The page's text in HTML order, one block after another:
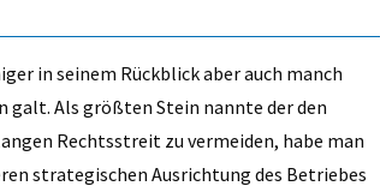
in seinem Rückblick aber auch manch
galt. Als größten Stein nannte der den
Rechtsstreit zu vermeiden, habe man
strategischen Ausrichtung des Betriebes